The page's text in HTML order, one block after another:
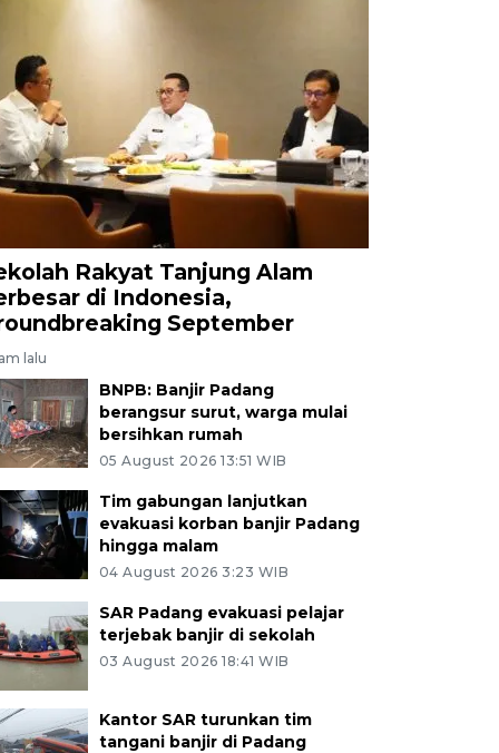
Rakyat Tanjung Alam
di Indonesia,
September
lalu
BNPB: Banjir Padang
berangsur surut, warga mulai
bersihkan rumah
05 August 2026 13:51 WIB
Tim gabungan lanjutkan
evakuasi korban banjir Padang
hingga malam
04 August 2026 3:23 WIB
SAR Padang evakuasi pelajar
terjebak banjir di sekolah
03 August 2026 18:41 WIB
Kantor SAR turunkan tim
tangani banjir di Padang